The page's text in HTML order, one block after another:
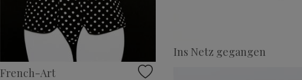
Ins Netz gegangen
French-Art